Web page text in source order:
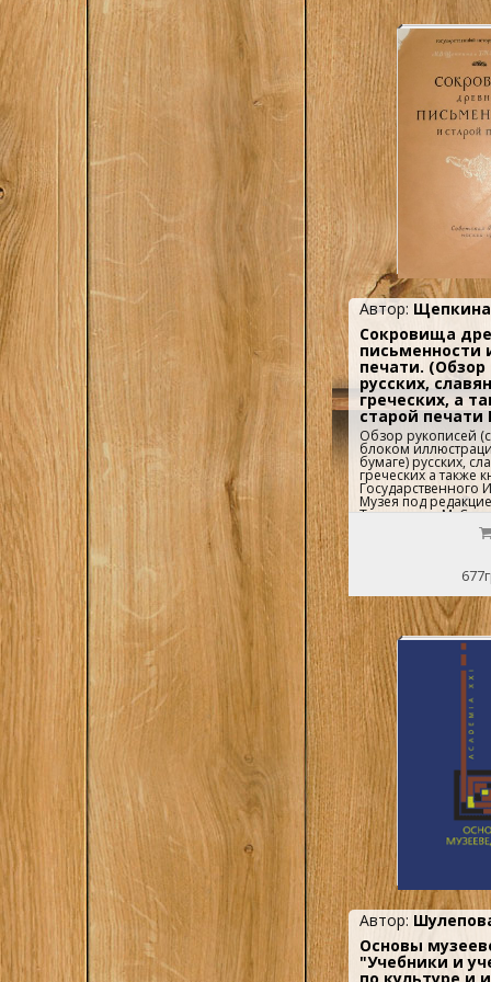
культурно-
деятельности, а
маркетинга...
Автор: Щепкина
Сокровища
письменности
печати. (Обзор
русских,
греческих, а
старой печати
Обзор рукописей
блоком
бумаге) русских,
греческих а также
Государственного
Музея под
ТихомироваМ.
1958г. 87с.+14 с.
переплет,
Автор:
Основы
"Учебники и